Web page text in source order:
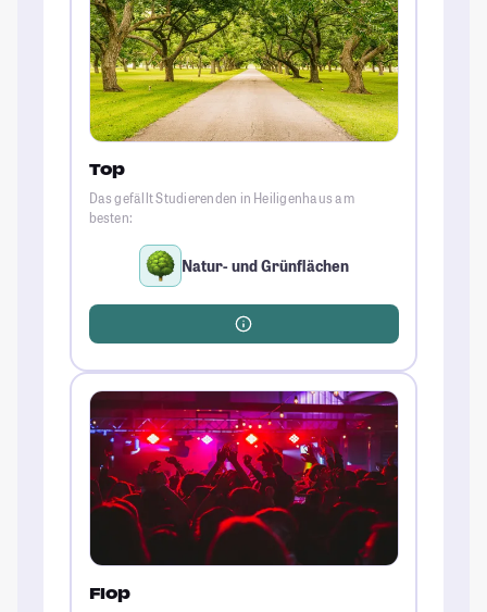
Top
Das gefällt Studierenden in Heiligenhaus am
besten:
Natur- und Grünflächen
Flop